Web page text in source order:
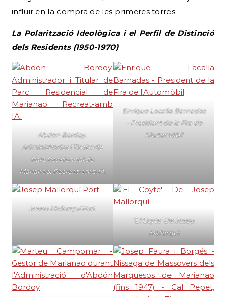
influir en la compra de les primeres torres.
La Polarització Ideològica i el Perfil de Distinció
dels Residents (1950-1970)
Abdon Bordoy.
Administrador i Titular de
Parc Residencial de
Marianao. Recreat-amb IA.
Enrique Lacalla Barnadas
– President de la Fira de
l’Automòbil
Josep Mallorquí Port
‘El Coyte’ De Josep
Mallorquí